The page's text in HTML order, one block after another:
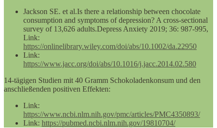
Jackson SE. et al.Is there a relationship between chocolate
consumption and symptoms of depression? A cross-sectional
survey of 13,626 adults.Depress Anxiety 2019; 36: 987-995,
Link:
https://onlinelibrary.wiley.com/doi/abs/10.1002/da.22950
Link:
https://www.jacc.org/doi/abs/10.1016/j.jacc.2014.02.580
14-tägigen Studien mit 40 Gramm Schokoladenkonsum und den
anschließenden positiven Effekten:
Link:
https://www.ncbi.nlm.nih.gov/pmc/articles/PMC4350893/
Link: https://pubmed.ncbi.nlm.nih.gov/19810704/